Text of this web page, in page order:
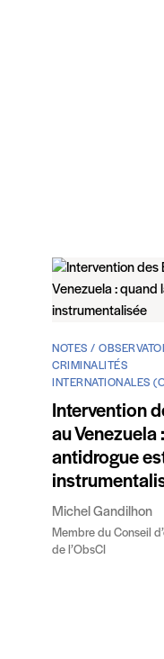
NOTES /
CRIMINALITÉS
INTERNATIONALES
Intervention
au
antidrogue
Michel Gandilhon
Membre du Conseil
de l’ObsCI